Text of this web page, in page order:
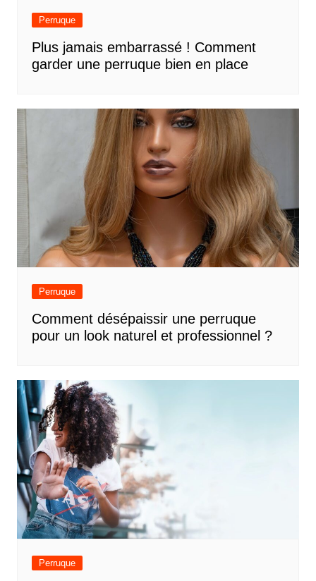
Perruque
Plus jamais embarrassé ! Comment
garder une perruque bien en place
Perruque
Comment désépaissir une perruque
pour un look naturel et professionnel ?
Perruque